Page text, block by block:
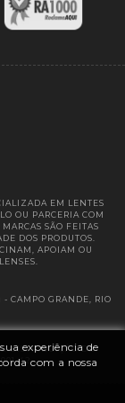
experiência de
com a nossa
EM LENTES
OU PARCERIA COM
SÃO FEITAS
DOS PRODUTOS.
APOIAM OU
- CAMPO GRANDE, RIO
DISTRIBUIÇÃO DE
42